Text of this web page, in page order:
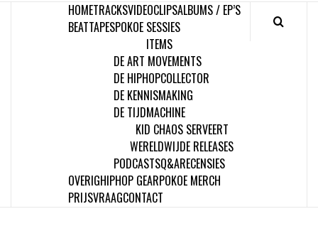
HOMETRACKSVIDEOCLIPSALBUMS / EP’S
BEATTAPESPOKOE SESSIES
ITEMS
DE ART MOVEMENTS
DE HIPHOPCOLLECTOR
DE KENNISMAKING
DE TIJDMACHINE
KID CHAOS SERVEERT
WERELDWIJDE RELEASES
PODCASTSQ&ARECENSIES
OVERIGHIPHOP GEARPOKOE MERCH
PRIJSVRAAGCONTACT